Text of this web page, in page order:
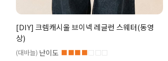
[DIY] 크렘캐시울 브이넥 레글런 스웨터(동영
상)
(대바늘) 난이도 ■■■■□□□